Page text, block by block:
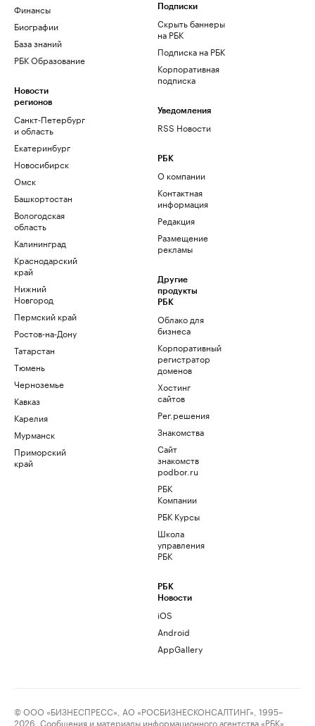
Финансы
Биографии
База знаний
РБК Образование
Новости
регионов
Санкт-Петербург
и область
Екатеринбург
Новосибирск
Омск
Башкортостан
Вологодская
область
Калининград
Краснодарский
край
Нижний
Новгород
Пермский край
Ростов-на-Дону
Татарстан
Тюмень
Черноземье
Кавказ
Карелия
Мурманск
Приморский
край
Подписки
Скрыть баннеры
на РБК
Подписка на РБК
Корпоративная
подписка
Уведомления
RSS Новости
РБК
О компании
Контактная
информация
Редакция
Размещение
рекламы
Другие
продукты
РБК
Облако для
бизнеса
Корпоративный
регистратор
доменов
Хостинг
сайтов
Рег.решения
Знакомства
Сайт
знакомств
podbor.ru
РБК
Компании
РБК Курсы
Школа
управления
РБК
РБК
Новости
iOS
Android
AppGallery
© ООО «БИЗНЕСПРЕСС», АО «РОСБИЗНЕСКОНСАЛТИНГ», 1995–
2026. Сообщения и материалы информационного агентства «РБК»